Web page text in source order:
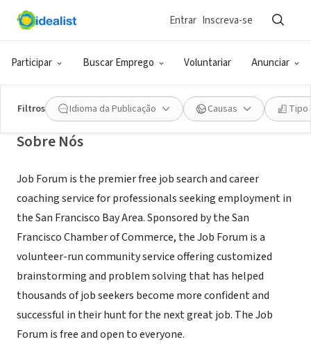
Participar Buscar Emprego Voluntariar Anunciar
Entrar Inscreva-se
Filtros Idioma da Publicação Causas Tipo
ONG (SETOR SOCIAL)
The Job Forum
Sobre Nós
Job Forum is the premier free job search and career
coaching service for professionals seeking employment in
the San Francisco Bay Area. Sponsored by the San
Francisco Chamber of Commerce, the Job Forum is a
volunteer-run community service offering customized
brainstorming and problem solving that has helped
thousands of job seekers become more confident and
successful in their hunt for the next great job. The Job
Forum is free and open to everyone.